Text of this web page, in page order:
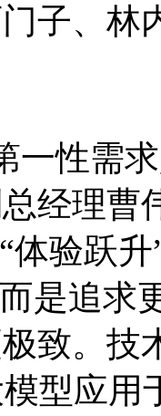
子、林
一性需
经理曹
体验跃
是追求
致。技
型应用